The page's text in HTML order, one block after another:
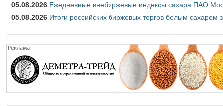
05.08.2026 Ежедневные внебиржевые индексы сахара ПАО
05.08.2026 Итоги российских биржевых торгов белым сахаром